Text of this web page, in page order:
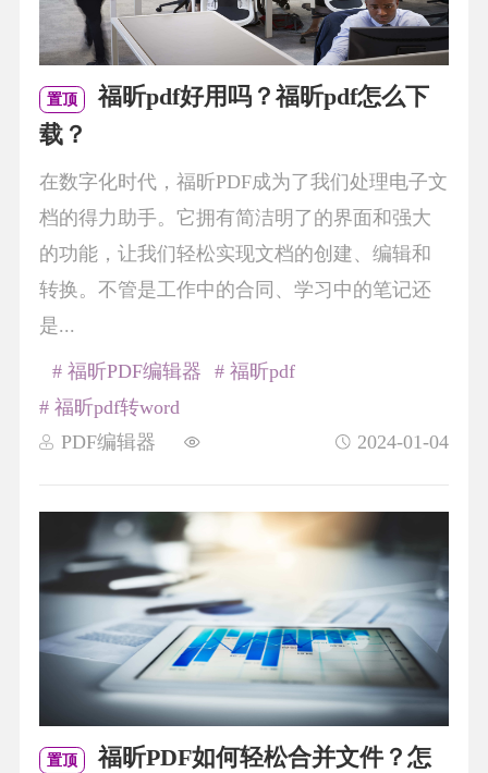
置顶
福昕pdf好用吗？福昕pdf怎么下
载？
在数字化时代，福昕PDF成为了我们处理电子文
档的得力助手。它拥有简洁明了的界面和强大
的功能，让我们轻松实现文档的创建、编辑和
转换。不管是工作中的合同、学习中的笔记还
是...
PDF编辑器 2024-01-04
# 福昕PDF编辑器
# 福昕pdf
# 福昕pdf转word
置顶
福昕PDF如何轻松合并文件？怎